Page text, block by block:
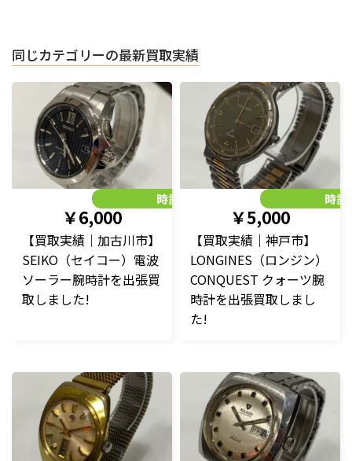
同じカテゴリーの最新買取実績
時計
￥6,000
【買取実績｜加古川市】
SEIKO（セイコー）電波
ソーラー腕時計を出張買
取しました!
時計
￥5,000
【買取実績｜神戸市】
LONGINES（ロンジン）
CONQUEST クォーツ腕
時計を出張買取しまし
た!